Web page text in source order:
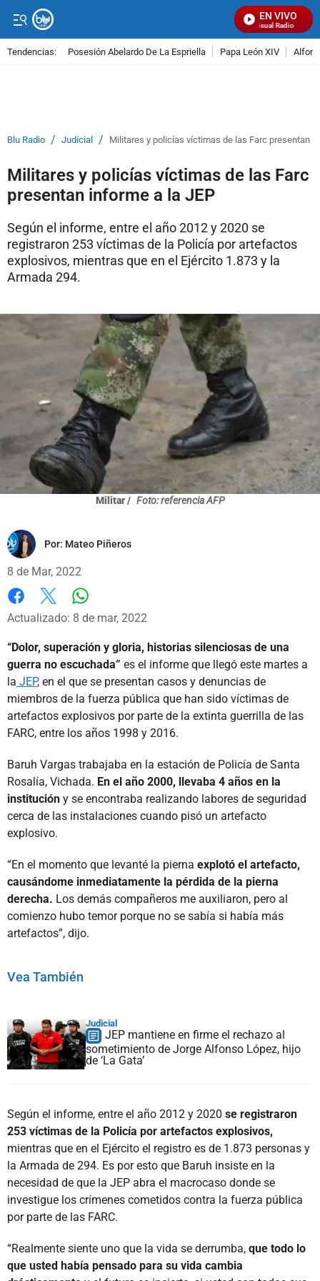
EN VIVO
Señal Visual Radio
Tendencias: Posesión Abelardo De La Espriella Papa León XIV
Blu Radio / Judicial / Militares y policías víctimas de las Farc presentan
Militares y policías víctimas de las Farc
presentan informe a la JEP
Según el informe, entre el año 2012 y 2020 se
registraron 253 víctimas de la Policía por artefactos
explosivos, mientras que en el Ejército 1.873 y la
Armada 294.
Militar / Foto: referencia AFP
Por: Mateo Piñeros
8 de Mar, 2022
Facebook
X
Actualizado: 8 de mar, 2022
“Dolor, superación y gloria, historias silenciosas de una
guerra no escuchada” es el informe que llegó este martes a
la JEP, en el que se presentan casos y denuncias de
miembros de la fuerza pública que han sido víctimas de
artefactos explosivos por parte de la extinta guerrilla de las
FARC, entre los años 1998 y 2016.
Baruh Vargas trabajaba en la estación de Policía de Santa
Rosalía, Vichada. En el año 2000, llevaba 4 años en la
institución y se encontraba realizando labores de seguridad
cerca de las instalaciones cuando pisó un artefacto
explosivo.
“En el momento que levanté la pierna explotó el artefacto,
causándome inmediatamente la pérdida de la pierna
derecha. Los demás compañeros me auxiliaron, pero al
comienzo hubo temor porque no se sabía si había más
artefactos”, dijo.
Vea También
Judicial
JEP mantiene en firme el rechazo al
sometimiento de Jorge Alfonso López, hijo
de ‘La Gata’
Según el informe, entre el año 2012 y 2020 se registraron
253 víctimas de la Policía por artefactos explosivos,
mientras que en el Ejército el registro es de 1.873 personas y
la Armada de 294. Es por esto que Baruh insiste en la
necesidad de que la JEP abra el macrocaso donde se
investigue los crímenes cometidos contra la fuerza pública
por parte de las FARC.
“Realmente siente uno que la vida se derrumba, que todo lo
que usted había pensado para su vida cambia